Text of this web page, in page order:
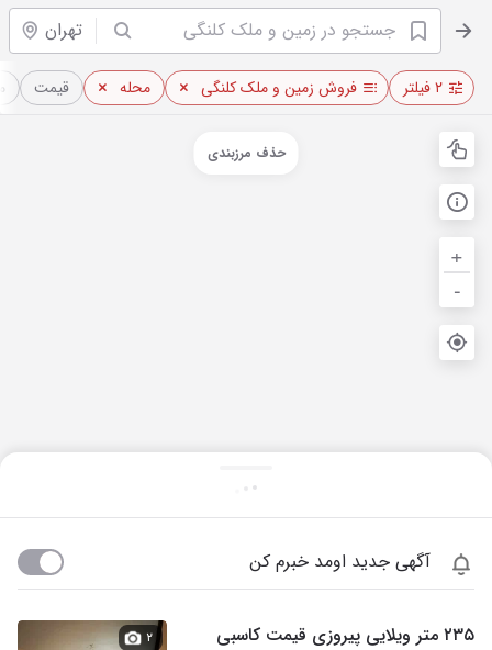
تهران
۲ فیلتر فروش زمین و ملک کلنگی محله قیمت
+
-
حذف مرزبندی
آگهی جدید اومد خبرم کن
۲۳۵ متر ویلایی پیروزی قیمت کاسبی ۲